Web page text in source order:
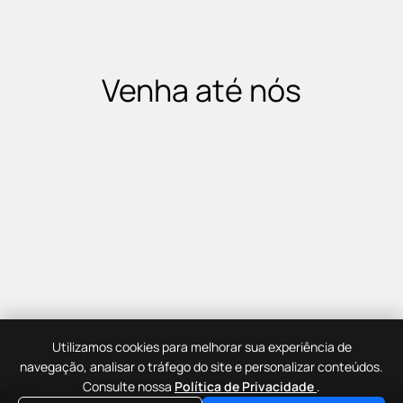
Venha até nós
Utilizamos cookies para melhorar sua experiência de
navegação, analisar o tráfego do site e personalizar conteúdos.
Consulte nossa Política de Privacidade .